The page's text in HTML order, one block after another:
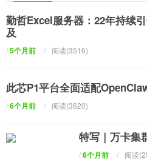
人工智能技术
勤哲Excel服务器：22年持续
及
/5个月前 / 阅读(3516)
此芯P1平台全面适配
/6个月前 / 阅读(3620)
特写｜万卡集
/6个月前 / 阅读